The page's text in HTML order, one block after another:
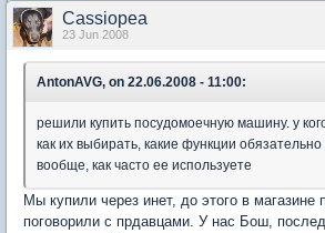
Cassiopea
23 Jun 2008
AntonAVG, on 22.06.2008 - 11:00:
решили купить посудомоечную машину. у
как их выбирать, какие функции
вообще, как часто ее используете
Мы купили через инет, до этого в магазине
поговорили с прдавцами. У нас Бош,